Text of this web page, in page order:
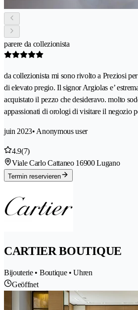
parere da collezionista
da collezionista mi sono rivolto a Preziosi
di elevato pregio. Il signor Argiolas e’
acquistato il pezzo che desideravo. molto
appassionati di orologi di visitare il negozio
juin 2023• Anonymous user
4.9(7)
Viale Carlo Cattaneo 16900 Lugano
Termin reservieren
CARTIER BOUTIQUE
Bijouterie • Boutique • Uhren
Geöffnet